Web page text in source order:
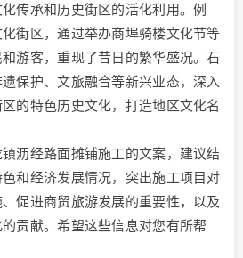
传承和历史街区的活化利用。例
街区，通过举办商埠骑楼文化节等
游客，重现了昔日的繁华盛况。石
保护、文旅融合等新兴业态，深入
的特色历史文化，打造地区文化名
沥经路面摊铺施工的文案，建议结
和经济发展情况，突出施工项目对
促进商贸旅游发展的重要性，以及
贡献。希望这些信息对您有所帮